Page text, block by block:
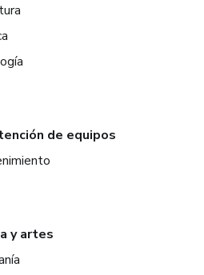
de equipos
y artes